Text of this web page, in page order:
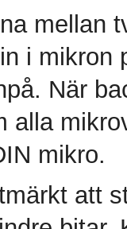
mellan
i mikron
När
alla
mikro.
att